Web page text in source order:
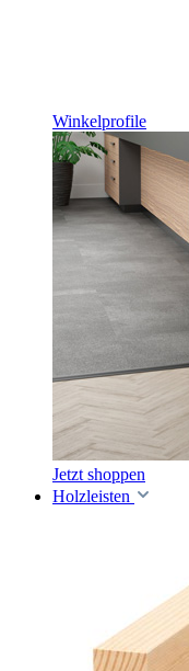
Winkelprofile
Jetzt shoppen
Holzleisten